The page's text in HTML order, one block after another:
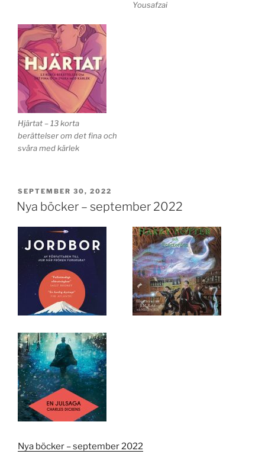
Yousafzai
Hjärtat – 13 korta
berättelser om det fina och
svåra med kärlek
PUBLICERAT
SEPTEMBER 30, 2022
Nya böcker – september 2022
Nya böcker – september 2022